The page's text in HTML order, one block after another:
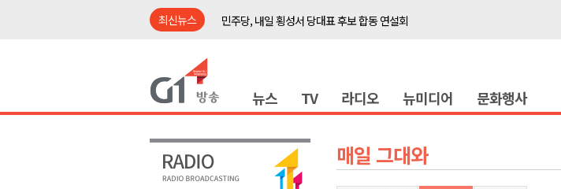
최신뉴스
민주당, 내일 횡성서 당대표 후보 합동 연설회
춘천시립 '장애아동전담어린이집' 개원
양양군, 21일까지 '초등학생 틈새 돌봄' 시행
강원개발공사, 공기업 평가 2년 연속 '다'등급
뉴스 TV 라디오 뉴미디어 문화행사
매일 그대와